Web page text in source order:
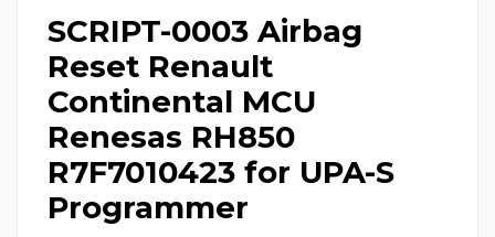
SCRIPT-0003 Airbag
Reset Renault
Continental MCU
Renesas RH850
R7F7010423 for UPA-S
Programmer